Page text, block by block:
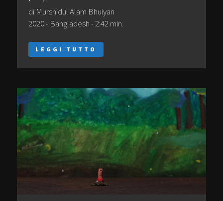
di Murshidul Alam Bhuiyan
2020 - Bangladesh - 2:42 min.
LEGGI TUTTO